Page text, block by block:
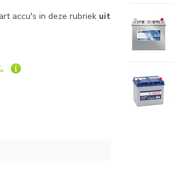
accu's in deze rubriek uit